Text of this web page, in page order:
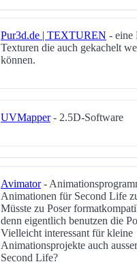
Pur3d.de | TEXTUREN - eine
Texturen die auch gekachelt
können.
UVMapper- 2.5D-Software
Avimator-
Animationen für Second Life
Müsste zu Poser
denn eigentlich benutzen die
Vielleicht interessant für kleine
Animationsprojekte auch
Second Life?